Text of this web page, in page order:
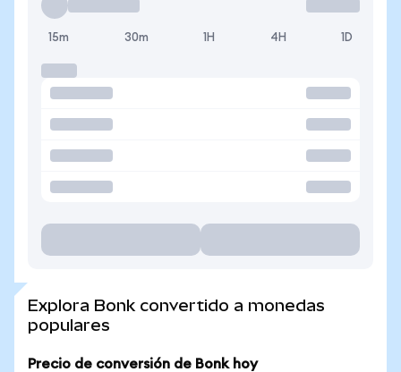
15m 30m 1H 4H 1D
Explora Bonk convertido a monedas
populares
Precio de conversión de Bonk hoy